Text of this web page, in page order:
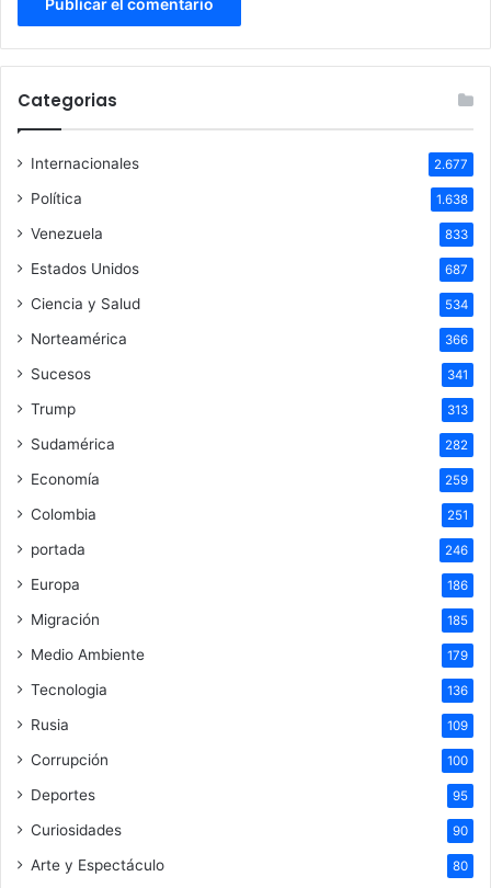
Categorias
Internacionales 2.677
Política 1.638
Venezuela 833
Estados Unidos 687
Ciencia y Salud 534
Norteamérica 366
Sucesos 341
Trump 313
Sudamérica 282
Economía 259
Colombia 251
portada 246
Europa 186
Migración 185
Medio Ambiente 179
Tecnologia 136
Rusia 109
Corrupción 100
Deportes 95
Curiosidades 90
Arte y Espectáculo 80